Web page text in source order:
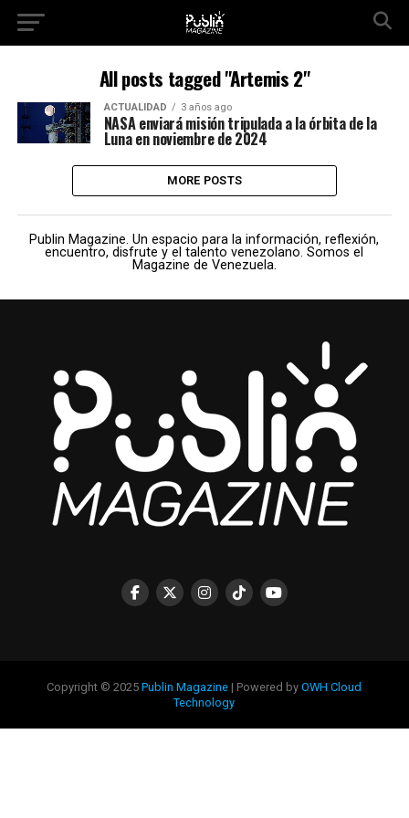
All posts tagged "Artemis 2"
ACTUALIDAD 3 años ago
NASA enviará misión tripulada a la órbita de la
Luna en noviembre de 2024
MORE POSTS
Publin Magazine. Un espacio para la información, reflexión,
encuentro, disfrute y el talento venezolano. Somos el
Magazine de Venezuela.
Copyright © 2025Publin Magazine | Powered byOWH Cloud
Technology